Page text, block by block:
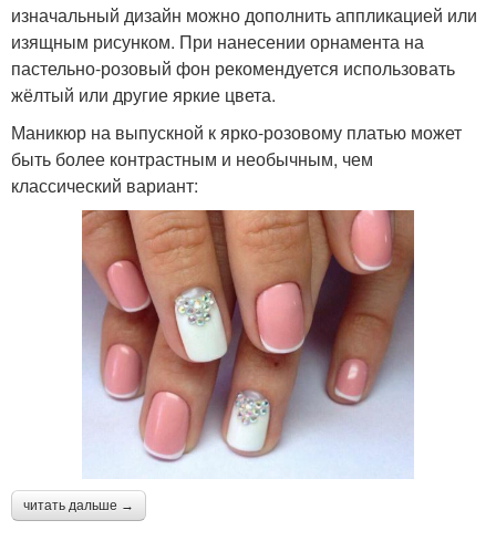
изначальный дизайн можно дополнить аппликацией или
изящным рисунком. При нанесении орнамента на
пастельно-розовый фон рекомендуется использовать
жёлтый или другие яркие цвета.
Маникюр на выпускной к ярко-розовому платью может
быть более контрастным и необычным, чем
классический вариант:
читать дальше →